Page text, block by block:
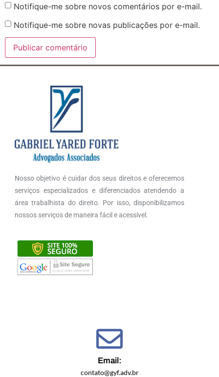
Notifique-me sobre novos comentários por e-mail.
Notifique-me sobre novas publicações por e-mail.
Nosso objetivo é cuidar dos seus direitos e oferecemos
serviços especializados e diferenciados atendendo a
área trabalhista do direito. Por isso, disponibilizamos
nossos serviços de maneira fácil e acessível.
Email:
contato@gyf.adv.br